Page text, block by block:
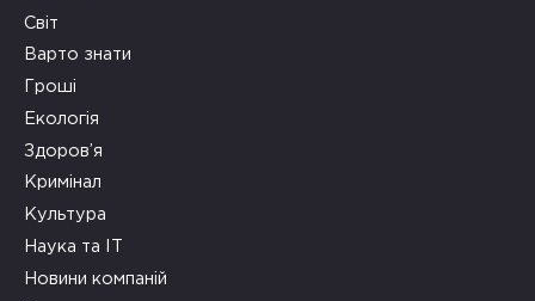
Світ
Варто знати
Гроші
Екологія
Здоров’я
Кримінал
Культура
Наука та ІТ
Новини компаній